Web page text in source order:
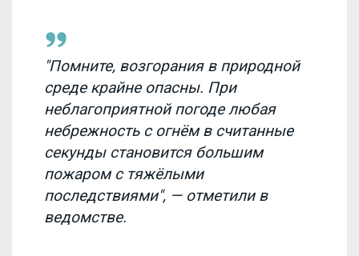
"Помните, возгорания в природной
среде крайне опасны. При
неблагоприятной погоде любая
небрежность с огнём в считанные
секунды становится большим
пожаром с тяжёлыми
последствиями", — отметили в
ведомстве.